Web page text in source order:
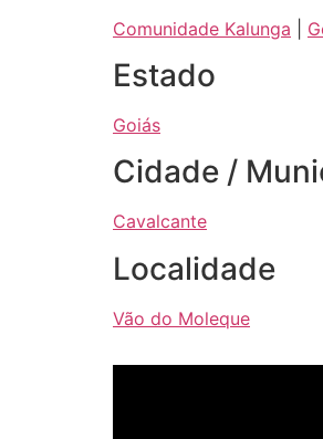
Comunidade Kalunga
Estado
Goiás
Cidade /
Cavalcante
Localidade
Vão do Moleque